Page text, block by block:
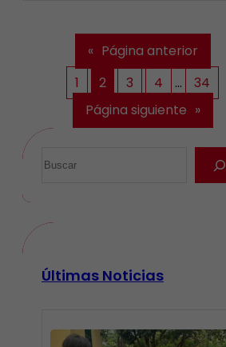
« Página anterior
1
2 3 4 …
34
Página siguiente »
Últimas Noticias